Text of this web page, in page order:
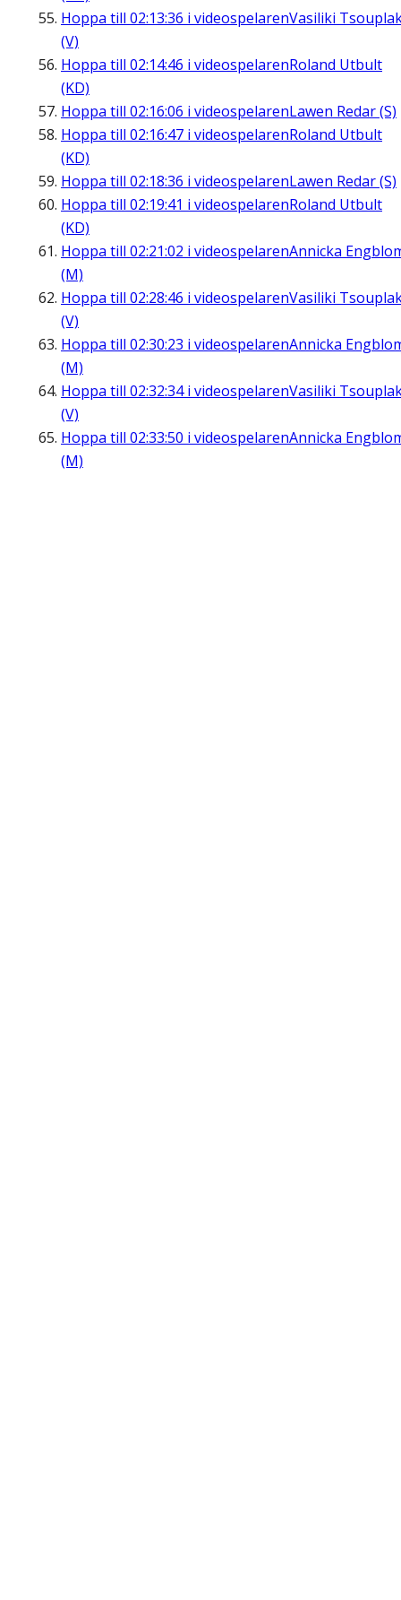
Hoppa till 02:13:36 i videospelarenVasiliki
(V)
Hoppa till 02:14:46 i videospelarenRoland Utbult
(KD)
Hoppa till 02:16:06 i videospelarenLawen Redar (S)
Hoppa till 02:16:47 i videospelarenRoland Utbult
(KD)
Hoppa till 02:18:36 i videospelarenLawen Redar (S)
Hoppa till 02:19:41 i videospelarenRoland Utbult
(KD)
Hoppa till 02:21:02 i videospelarenAnnicka
(M)
Hoppa till 02:28:46 i videospelarenVasiliki
(V)
Hoppa till 02:30:23 i videospelarenAnnicka
(M)
Hoppa till 02:32:34i videospelarenVasiliki
(V)
Hoppa till 02:33:50 i videospelarenAnnicka
(M)